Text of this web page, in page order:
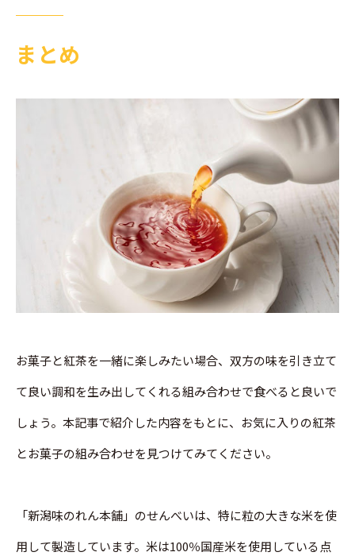
まとめ
お菓子と紅茶を一緒に楽しみたい場合、双方の味を引き立て
て良い調和を生み出してくれる組み合わせで食べると良いで
しょう。本記事で紹介した内容をもとに、お気に入りの紅茶
とお菓子の組み合わせを見つけてみてください。
「新潟味のれん本舗」のせんべいは、特に粒の大きな米を使
用して製造しています。米は100％国産米を使用している点